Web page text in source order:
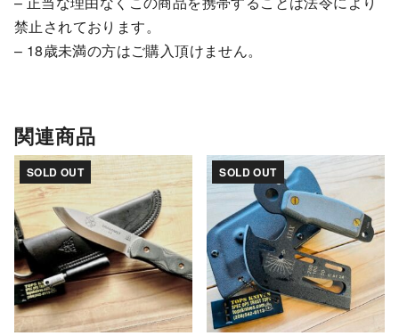
禁止されております。
– 18歳未満の方はご購入頂けません。
関連商品
SOLD OUT SOLD OUT